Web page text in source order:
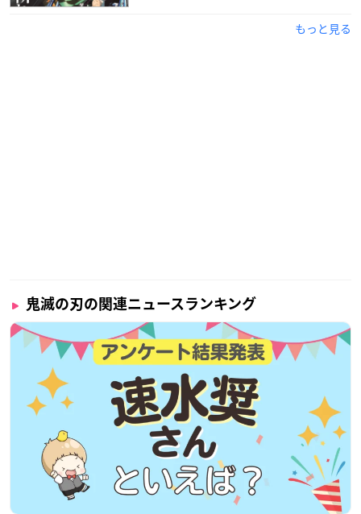
もっと見る
鬼滅の刃の関連ニュースランキング